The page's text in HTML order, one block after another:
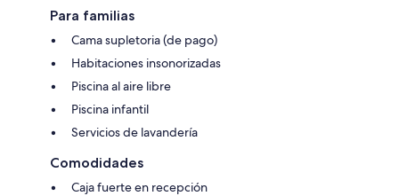
Para familias
Cama supletoria (de pago)
Habitaciones insonorizadas
Piscina al aire libre
Piscina infantil
Servicios de lavandería
Comodidades
Caja fuerte en recepción